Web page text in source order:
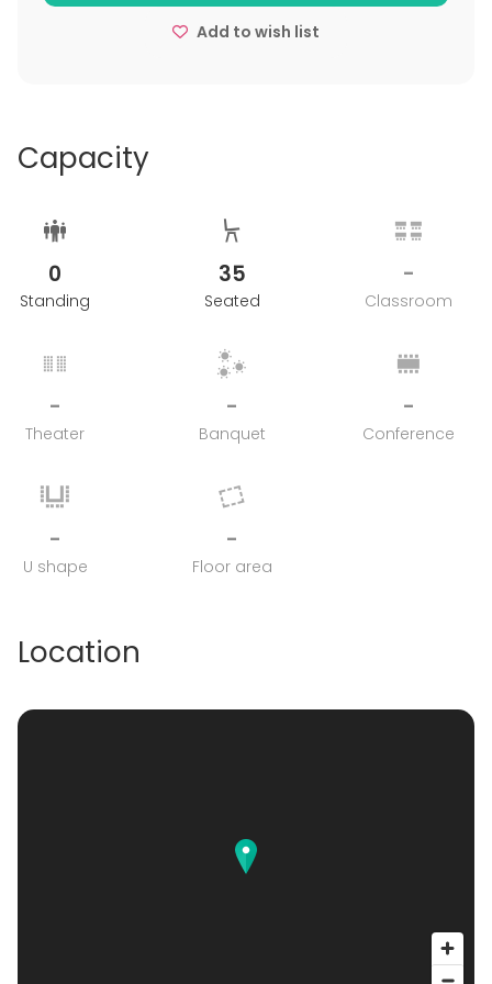
vrk ennen, veloitus 100 %.Add to wish list
Capacity
0
Standing
35
Seated
-
Classroom
-
Theater
-
Banquet
-
Conference
-
U shape
-
Floor area
Location